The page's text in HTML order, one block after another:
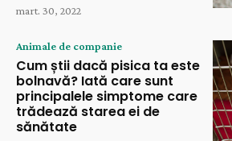
mart. 30, 2022
Animale de companie
Cum știi dacă pisica ta este
bolnavă? Iată care sunt
principalele simptome care
trădează starea ei de
sănătate